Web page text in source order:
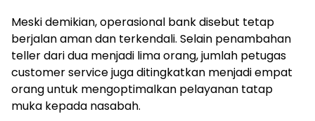
Meski demikian, operasional bank disebut tetap
berjalan aman dan terkendali. Selain penambahan
teller dari dua menjadi lima orang, jumlah petugas
customer service juga ditingkatkan menjadi empat
orang untuk mengoptimalkan pelayanan tatap
muka kepada nasabah.